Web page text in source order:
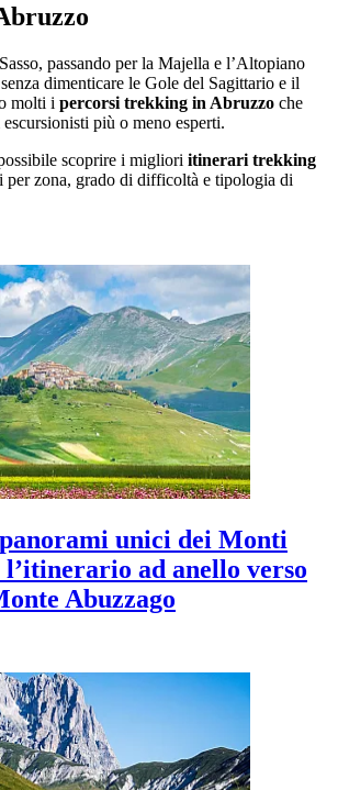
passando per la Majella e l’Altopiano
dimenticare le Gole del Sagittario e il
molti i percorsi trekking in Abruzzo che
più o meno esperti.
scoprire i migliori itinerari trekking
per zona, grado di difficoltà e tipologia di
unici dei Monti
ad anello verso
Abuzzago